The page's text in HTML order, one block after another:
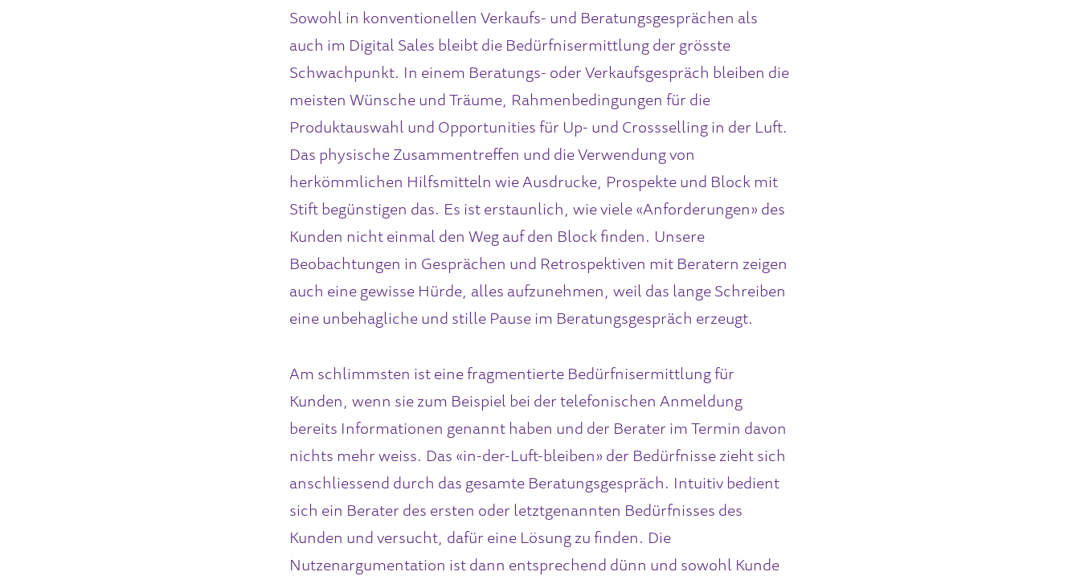
Sowohl in konventionellen Verkaufs- und Beratungsgesprächen als
auch im Digital Sales bleibt die Bedürfnisermittlung der grösste
Schwachpunkt. In einem Beratungs- oder Verkaufsgespräch bleiben die
meisten Wünsche und Träume, Rahmenbedingungen für die
Produktauswahl und Opportunities für Up- und Crossselling in der Luft.
Das physische Zusammentreffen und die Verwendung von
herkömmlichen Hilfsmitteln wie Ausdrucke, Prospekte und Block mit
Stift begünstigen das. Es ist erstaunlich, wie viele «Anforderungen» des
Kunden nicht einmal den Weg auf den Block finden. Unsere
Beobachtungen in Gesprächen und Retrospektiven mit Beratern zeigen
auch eine gewisse Hürde, alles aufzunehmen, weil das lange Schreiben
eine unbehagliche und stille Pause im Beratungsgespräch erzeugt.
Am schlimmsten ist eine fragmentierte Bedürfnisermittlung für
Kunden, wenn sie zum Beispiel bei der telefonischen Anmeldung
bereits Informationen genannt haben und der Berater im Termin davon
nichts mehr weiss. Das «in-der-Luft-bleiben» der Bedürfnisse zieht sich
anschliessend durch das gesamte Beratungsgespräch. Intuitiv bedient
sich ein Berater des ersten oder letztgenannten Bedürfnisses des
Kunden und versucht, dafür eine Lösung zu finden. Die
Nutzenargumentation ist dann entsprechend dünn und sowohl Kunde